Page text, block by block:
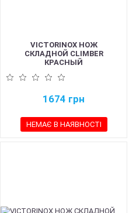
VICTORINOX НОЖ
СКЛАДНОЙ CLIMBER
КРАСНЫЙ
1674 грн
НЕМАЄ В НАЯВНОСТІ